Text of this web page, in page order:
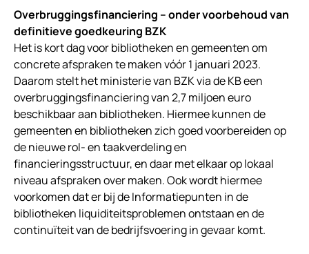
Overbruggingsfinanciering – onder voorbehoud van
definitieve goedkeuring BZK
Het is kort dag voor bibliotheken en gemeenten om
concrete afspraken te maken vóór 1 januari 2023.
Daarom stelt het ministerie van BZK via de KB een
overbruggings­financiering van 2,7 miljoen euro
beschikbaar aan bibliotheken. Hiermee kunnen de
gemeenten en bibliotheken zich goed voorbereiden op
de nieuwe rol- en taakverdeling en
financieringsstructuur, en daar met elkaar op lokaal
niveau afspraken over maken. Ook wordt hiermee
voorkomen dat er bij de Informatiepunten in de
bibliotheken liquiditeitsproblemen ontstaan en de
continuïteit van de bedrijfsvoering in gevaar komt.